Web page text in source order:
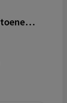
VINGA Elba OCS biologisch katoenen handdoekset van 4 stuks